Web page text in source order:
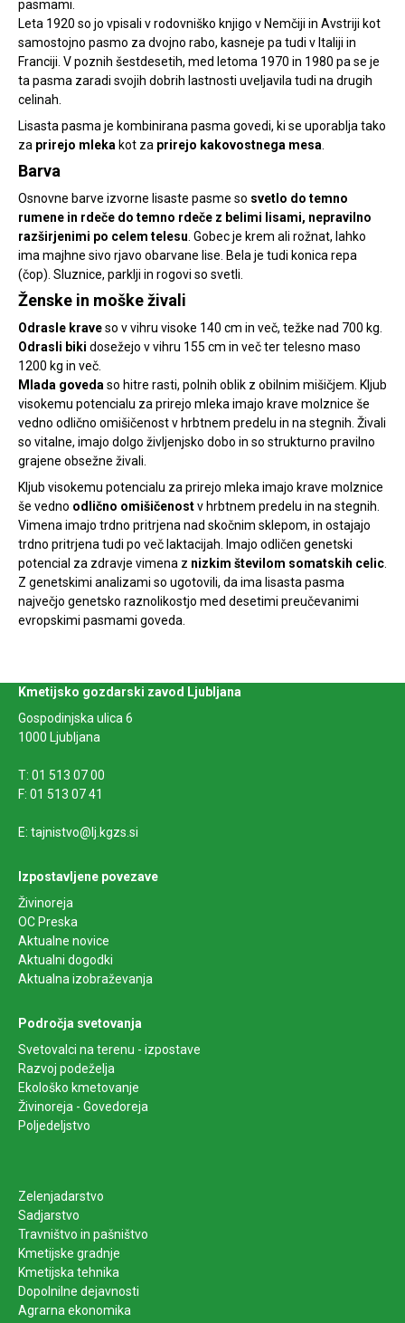
pasmami.
Leta 1920 so jo vpisali v rodovniško knjigo v Nemčiji in Avstriji kot
samostojno pasmo za dvojno rabo, kasneje pa tudi v Italiji in
Franciji. V poznih šestdesetih, med letoma 1970 in 1980 pa se je
ta pasma zaradi svojih dobrih lastnosti uveljavila tudi na drugih
celinah.
Lisasta pasma je kombinirana pasma govedi, ki se uporablja tako
za prirejo mleka kot za prirejo kakovostnega mesa
Barva
Osnovne barve izvorne lisaste pasme so svetlo do temno
rumene in rdeče do temno rdeče z belimi lisami, nepravilno
razširjenimi po celem telesu . Gobec je krem ali rožnat, lahko
ima majhne sivo rjavo obarvane lise. Bela je tudi konica repa
(čop). Sluznice, parklji in rogovi so svetli.
Ženske in moške živali
Odrasle kraveso v vihru visoke 140 cm in več, težke nad 700 kg.
Odrasli biki dosežejo v vihru 155 cm in več ter telesno maso
1200 kg in več.
Mlada goveda so hitre rasti, polnih oblik z obilnim mišičjem. Kljub
visokemu potencialu za prirejo mleka imajo krave molznice še
vedno odlično omišičenost v hrbtnem predelu in na stegnih. Živali
so vitalne, imajo dolgo življenjsko dobo in so strukturno pravilno
grajene obsežne živali.
Kljub visokemu potencialu za prirejo mleka imajo krave molznice
še vedno odlično omišičenostv hrbtnem predelu in na stegnih.
Vimena imajo trdno pritrjena nad skočnim sklepom, in ostajajo
trdno pritrjena tudi po več laktacijah. Imajo odličen genetski
potencial za zdravje vimena z nizkim številom somatskih celic
Z genetskimi analizami so ugotovili, da ima lisasta pasma
največjo genetsko raznolikostjo med desetimi preučevanimi
evropskimi pasmami goveda.
Kmetijsko gozdarski zavod Ljubljana
Gospodinjska ulica 6
1000 Ljubljana
T: 01 513 07 00
F: 01 513 07 41
E: tajnistvo@lj.kgzs.si
Izpostavljene povezave
Živinoreja
OC Preska
Aktualne novice
Aktualni dogodki
Aktualna izobraževanja
Področja svetovanja
Svetovalci na terenu - izpostave
Razvoj podeželja
Ekološko kmetovanje
Živinoreja - Govedoreja
Poljedeljstvo
Zelenjadarstvo
Sadjarstvo
Travništvo in pašništvo
Kmetijske gradnje
Kmetijska tehnika
Dopolnilne dejavnosti
Agrarna ekonomika